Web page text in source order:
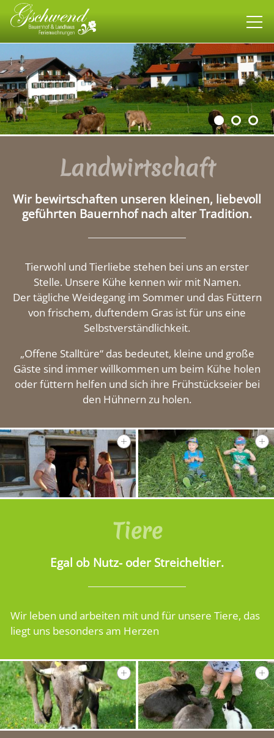
Bauernhof
Landwirtschaft
Tiere
Landhaus
Wohnen
allgäuweit
Impressionen
Kontakt
Landwirtschaft
Wir bewirtschaften unseren kleinen, liebevoll
geführten Bauernhof nach alter Tradition.
Tierwohl und Tierliebe stehen bei uns an erster
Stelle. Unsere Kühe kennen wir mit Namen.
Der tägliche Weidegang im Sommer und das Füttern
von frischem, duftendem Gras ist für uns eine
Selbstverständlichkeit.
„Offene Stalltüre“ das bedeutet, kleine und große
Gäste sind immer willkommen um beim Kühe holen
oder füttern helfen und sich ihre Frühstückseier bei
den Hühnern zu holen.
Tiere
Egal ob Nutz- oder Streicheltier.
Wir leben und arbeiten mit und für unsere Tiere, das
liegt uns besonders am Herzen